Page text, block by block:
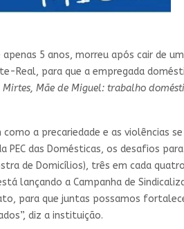
5 anos, morreu após cair de
Real, para que a empregada
Mirtes, Mãe de Miguel: trabalho
a precariedade e as violências
PEC das Domésticas, os desafios
de Domicílios), três em cada
lançando a Campanha de
para que juntas possamos
diz a instituição.